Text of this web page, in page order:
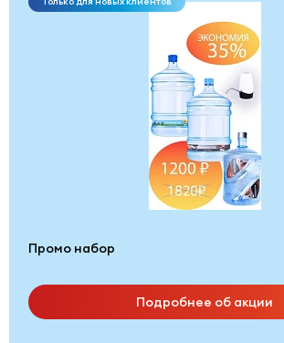
Промо набор
Подробнее об акции